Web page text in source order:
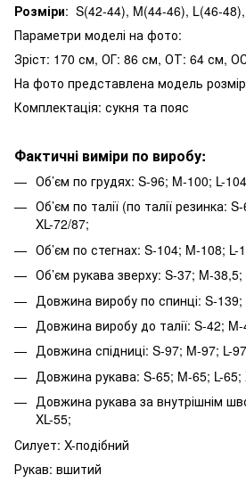
Розміри: S(42-44), M(44-46), L(46-
Параметри моделі на фото:
Зріст: 170 см, ОГ: 86 см, ОТ: 64 см,
На фото представлена ​​модель
Комплектація: сукня та пояс
Фактичні виміри по виробу:
Об’єм по грудях: S-96; M-100; L-
Об’єм по талії (по талії резинка:
XL-72/87;
Об’єм по стегнах: S-104; M-108; L-
Об’єм рукава зверху: S-37; M-38,5;
Довжина виробу по спинці: S-139;
Довжина виробу до талії: S-42; M-
Довжина спідниці: S-97; M-97; L-
Довжина рукава: S-65; M-65; L-65;
Довжина рукава за внутрішнім
XL-55;
Силует: X-подібний
Рукав: вшитий